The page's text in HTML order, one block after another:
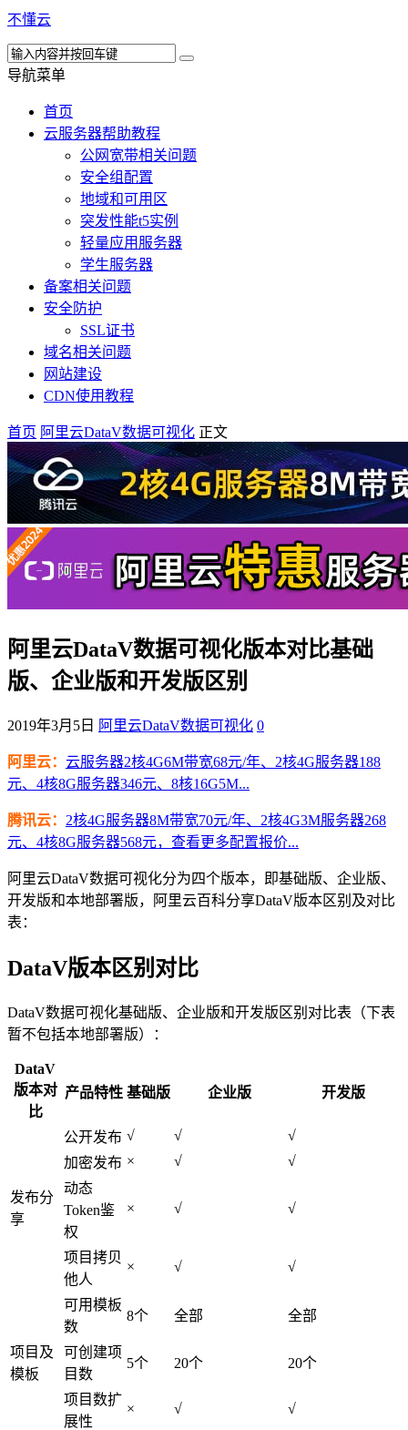
不懂云
导航菜单
首页
云服务器帮助教程
公网宽带相关问题
安全组配置
地域和可用区
突发性能t5实例
轻量应用服务器
学生服务器
备案相关问题
安全防护
SSL证书
域名相关问题
网站建设
CDN使用教程
首页 阿里云DataV数据可视化 正文
阿里云DataV数据可视化版本对比基础
版、企业版和开发版区别
2019年3月5日 阿里云DataV数据可视化 0
阿里云： 云服务器2核4G6M带宽68元/年、2核4G服务器188
元、4核8G服务器346元、8核16G5M...
腾讯云： 2核4G服务器8M带宽70元/年、2核4G3M服务器268
元、4核8G服务器568元，查看更多配置报价...
阿里云DataV数据可视化分为四个版本，即基础版、企业版、
开发版和本地部署版，阿里云百科分享DataV版本区别及对比
表：
DataV版本区别对比
DataV数据可视化基础版、企业版和开发版区别对比表（下表
暂不包括本地部署版）：
DataV
版本对
比
产品特性 基础版 企业版 开发版
发布分
享
公开发布 √ √
√
加密发布 × √
√
动态
Token鉴
权
× √ √
项目拷贝
他人
× √ √
项目及
模板
可用模板
数
8个 全部 全部
可创建项
目数
5个 20个 20个
项目数扩
展性
× √ √